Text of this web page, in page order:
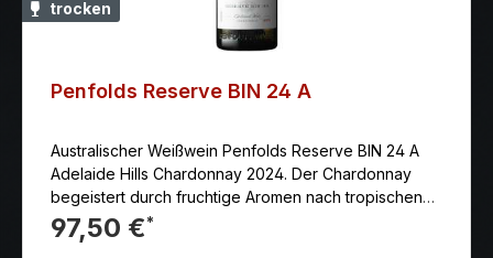
Lagen der Appellation zählen. Die Rotweine werden
bis zu drei Wochen auf der Maische vergoren und
ausgebaut. Beschreibung: Leuchtendes Rubinrot;
Fruchtdichte, geschmeidiges Tannin, warme Fülle,
anhaltend.
trocken
Penfolds Reserve BIN 24 A
Australischer Weißwein Penfolds Reserve BIN 24 A
Adelaide Hills Chardonnay 2024. Der Chardonnay
begeistert durch fruchtige Aromen nach tropischen
Früchten, granny Smith, reifen Birnen und Pfirsich, die
von feinen Vanillenoten begleitet werden.
97,50 €*